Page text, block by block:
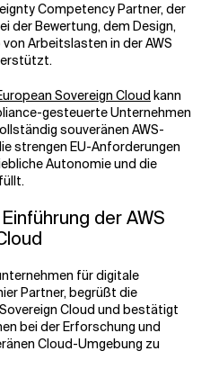
Competency Partner, der
der Bewertung, dem Design,
Arbeitslasten in der AWS
Sovereign Cloud kann
gesteuerte Unternehmen
souveränen AWS-
strengen EU-Anforderungen
Autonomie und die
der AWS
für digitale
Partner, begrüßt die
Cloud und bestätigt
bei der Erforschung und
Cloud-Umgebung zu